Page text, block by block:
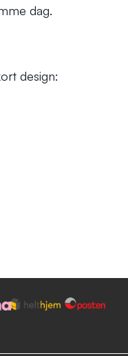
dag.
design: